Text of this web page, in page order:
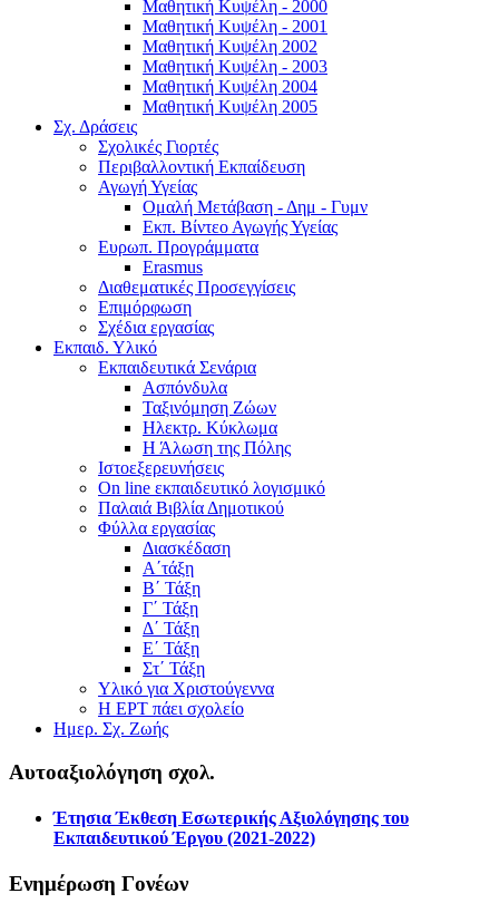
Μαθητική Κυψέλη - 2000
Μαθητική Κυψέλη - 2001
Μαθητική Κυψέλη 2002
Μαθητική Κυψέλη - 2003
Μαθητική Κυψέλη 2004
Μαθητική Κυψέλη 2005
Σχ. Δράσεις
Σχολικές Γιορτές
Περιβαλλοντική Εκπαίδευση
Αγωγή Υγείας
Ομαλή Μετάβαση - Δημ - Γυμν
Εκπ. Βίντεο Αγωγής Υγείας
Ευρωπ. Προγράμματα
Erasmus
Διαθεματικές Προσεγγίσεις
Επιμόρφωση
Σχέδια εργασίας
Εκπαιδ. Υλικό
Εκπαιδευτικά Σενάρια
Ασπόνδυλα
Ταξινόμηση Ζώων
Ηλεκτρ. Κύκλωμα
Η Άλωση της Πόλης
Ιστοεξερευνήσεις
On line εκπαιδευτικό λογισμικό
Παλαιά Βιβλία Δημοτικού
Φύλλα εργασίας
Διασκέδαση
Α΄τάξη
Β΄ Τάξη
Γ΄ Τάξη
Δ΄ Τάξη
Ε΄ Τάξη
Στ΄ Τάξη
Υλικό για Χριστούγεννα
Η ΕΡΤ πάει σχολείο
Ημερ. Σχ. Ζωής
Αυτοαξιολόγηση σχολ.
Έτησια Έκθεση Εσωτερικής Αξιολόγησης του
Εκπαιδευτικού Έργου (2021-2022)
Ενημέρωση Γονέων